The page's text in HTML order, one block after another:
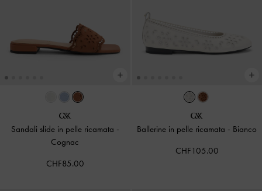
Sandali slide in pelle ricamata -
Cognac
CHF85.00
Ballerine in pelle ricamata - Bianco
CHF105.00